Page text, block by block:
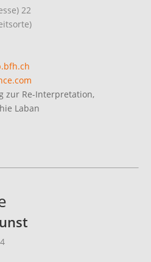
22
zur Re-Interpretation,
Laban